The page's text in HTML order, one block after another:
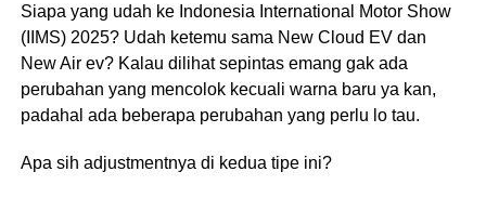
Siapa yang udah ke Indonesia International Motor Show
(IIMS) 2025? Udah ketemu sama New Cloud EV dan
New Air ev? Kalau dilihat sepintas emang gak ada
perubahan yang mencolok kecuali warna baru ya kan,
padahal ada beberapa perubahan yang perlu lo tau.
Apa sih adjustmentnya di kedua tipe ini?